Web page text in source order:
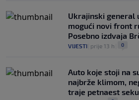
Ukrajinski general
mogući novi front
Posebno izdvaja
VIJESTI prije 13 h 0
Auto koje stoji na
najbrže klimom,
traje petnaest